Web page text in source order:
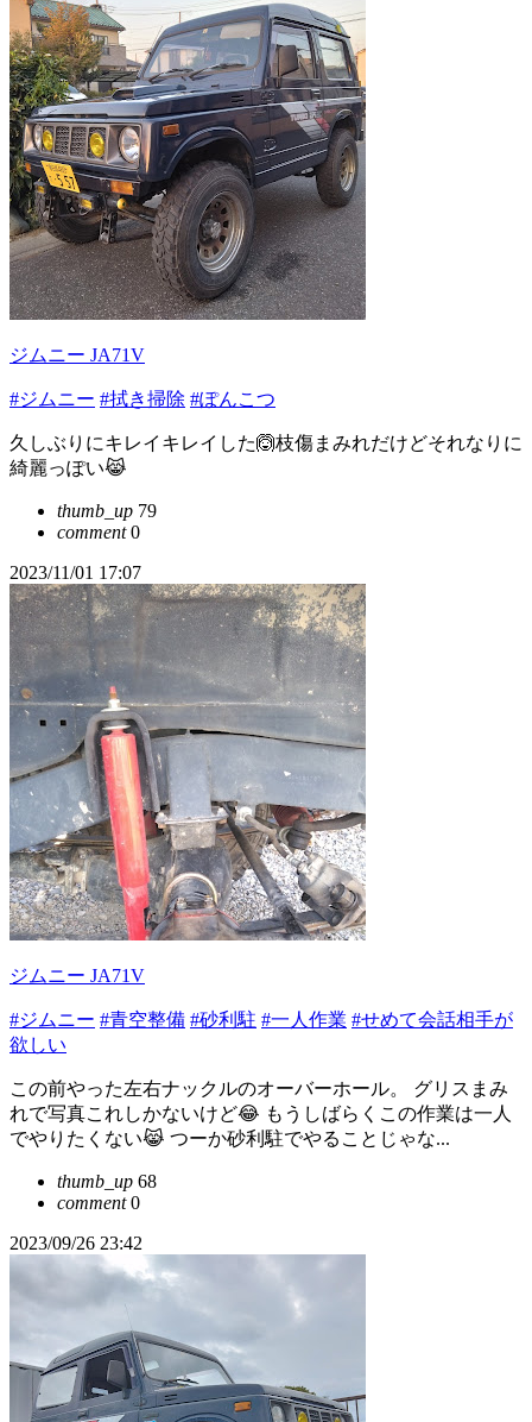
ジムニー JA71V
#ジムニー #拭き掃除 #ぽんこつ
久しぶりにキレイキレイした🙆枝傷まみれだけどそれなりに
綺麗っぽい😹
thumb_up 79
comment0
2023/11/01 17:07
ジムニー JA71V
#ジムニー #青空整備 #砂利駐 #一人作業 #せめて会話相手が
欲しい
この前やった左右ナックルのオーバーホール。 グリスまみ
れで写真これしかないけど😂 もうしばらくこの作業は一人
でやりたくない😹 つーか砂利駐でやることじゃな...
thumb_up 68
comment0
2023/09/26 23:42